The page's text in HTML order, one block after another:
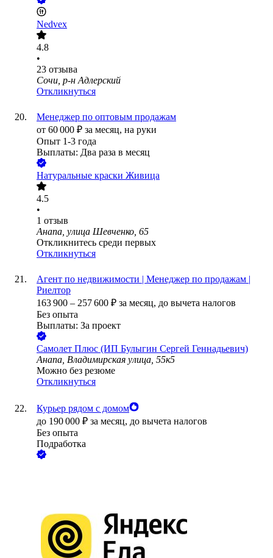
Nedvex
4.8
•
23 отзыва
Сочи, р-н Адлерский
Откликнуться
Менеджер по оптовым продажам
от 60 000 ₽ за месяц, на руки
Опыт 1-3 года
Выплаты: Два раза в месяц
Натуральные краски Живица
4.5
•
1 отзыв
Анапа, улица Шевченко, 65
Откликнитесь среди первых
Откликнуться
Агент по недвижимости | Менеджер по продажам |
Риелтор
163 900 – 257 600 ₽ за месяц, до вычета налогов
Без опыта
Выплаты: За проект
Самолет Плюс (ИП Булыгин Сергей Геннадьевич)
Анапа, Владимирская улица, 55к5
Можно без резюме
Откликнуться
Курьер рядом с домом
до 190 000 ₽ за месяц, до вычета налогов
Без опыта
Подработка